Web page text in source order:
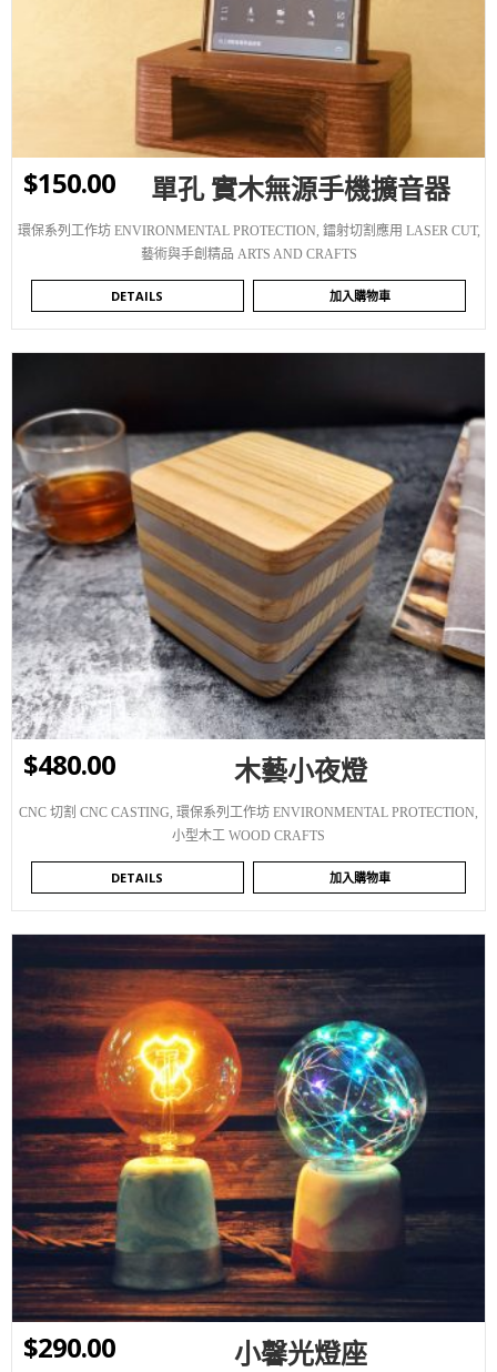
$150.00 單孔 實木無源手機擴音器
環保系列工作坊 ENVIRONMENTAL PROTECTION 鐳射切割應用 LASER CUT,
藝術與手創精品 ARTS AND CRAFTS
DETAILS 加入購物車
WISHLIST
$480.00 木藝小夜燈
CNC 切割 CNC CASTING, 環保系列工作坊 ENVIRONMENTAL PROTECTION,
小型木工 WOOD CRAFTS
DETAILS 加入購物車
WISHLIST
$290.00 小馨光燈座